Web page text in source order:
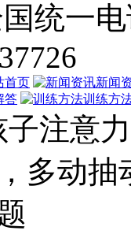
统一
首页 新闻
答
训练方